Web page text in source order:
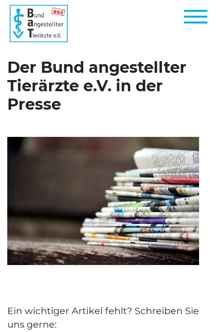
Der Bund angestellter
Tierärzte e.V. in der
Presse
Ein wich­ti­ger Arti­kel fehlt? Schrei­ben Sie
uns ger­ne: